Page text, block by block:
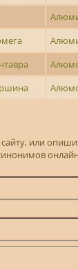
или
онлайн